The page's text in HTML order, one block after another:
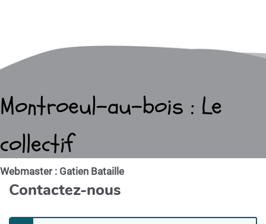
Montroeul-au-bois : Le
collectif
Webmaster : Gatien Bataille
Contactez-nous